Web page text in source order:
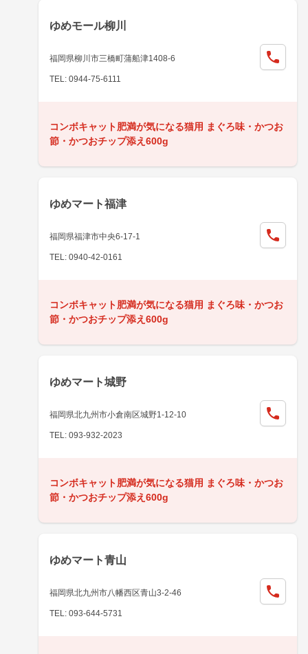
ゆめモール柳川
福岡県柳川市三橋町蒲船津1408-6
TEL: 0944-75-6111
コンボキャット肥満が気になる猫用 まぐろ味・かつお
節・かつおチップ添え600g
ゆめマート福津
福岡県福津市中央6-17-1
TEL: 0940-42-0161
コンボキャット肥満が気になる猫用 まぐろ味・かつお
節・かつおチップ添え600g
ゆめマート城野
福岡県北九州市小倉南区城野1-12-10
TEL: 093-932-2023
コンボキャット肥満が気になる猫用 まぐろ味・かつお
節・かつおチップ添え600g
ゆめマート青山
福岡県北九州市八幡西区青山3-2-46
TEL: 093-644-5731